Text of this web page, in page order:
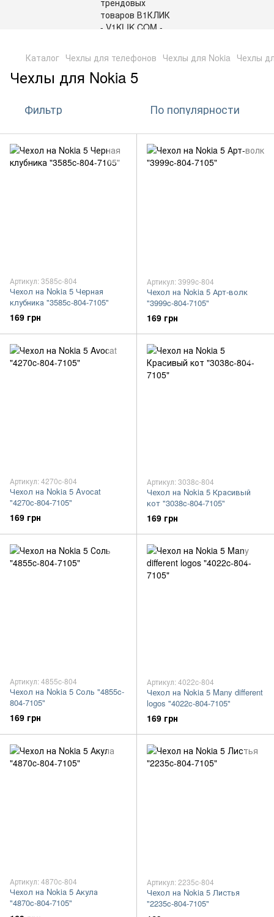
Каталог Чехлы для телефонов Чехлы для Nokia Чехлы
Чехлы для Nokia 5
Фильтр По популярности
Артикул: 3585c-804
Чехол на Nokia 5 Черная
клубника "3585c-804-7105"
169 грн
Артикул: 3999c-804
Чехол на Nokia 5 Арт-волк
"3999c-804-7105"
169 грн
Артикул: 4270c-804
Чехол на Nokia 5 Avocat
"4270c-804-7105"
169 грн
Артикул: 3038c-804
Чехол на Nokia 5 Красивый
кот "3038c-804-7105"
169 грн
Артикул: 4855c-804
Чехол на Nokia 5 Соль "4855c-
804-7105"
169 грн
Артикул: 4022c-804
Чехол на Nokia 5 Many different
logos "4022c-804-7105"
169 грн
Артикул: 4870c-804
Чехол на Nokia 5 Акула
"4870c-804-7105"
Артикул: 2235c-804
Чехол на Nokia 5 Листья
"2235c-804-7105"